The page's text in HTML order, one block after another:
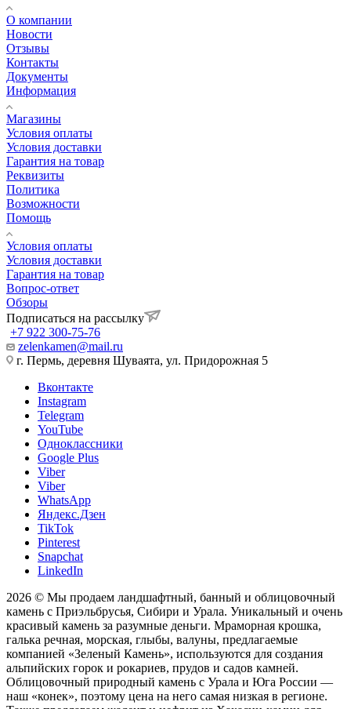
О компании
Новости
Отзывы
Контакты
Документы
Информация
Магазины
Условия оплаты
Условия доставки
Гарантия на товар
Реквизиты
Политика
Возможности
Помощь
Условия оплаты
Условия доставки
Гарантия на товар
Вопрос-ответ
Обзоры
Подписаться на рассылку
+7 922 300-75-76
zelenkamen@mail.ru
г. Пермь, деревня Шуваята, ул. Придорожная 5
Вконтакте
Instagram
Telegram
YouTube
Одноклассники
Google Plus
Viber
Viber
WhatsApp
Яндекс.Дзен
TikTok
Pinterest
Snapchat
LinkedIn
2026 © Мы продаем ландшафтный, банный и облицовочный
камень с Приэльбрусья, Сибири и Урала. Уникальный и очень
красивый камень за разумные деньги. Мраморная крошка,
галька речная, морская, глыбы, валуны, предлагаемые
компанией «Зеленый Камень», используются для создания
альпийских горок и рокариев, прудов и садов камней.
Облицовочный природный камень с Урала и Юга России —
наш «конек», поэтому цена на него самая низкая в регионе.